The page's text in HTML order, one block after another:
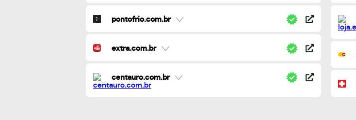
pontofrio.com.br
extra.com.br
centauro.com.br